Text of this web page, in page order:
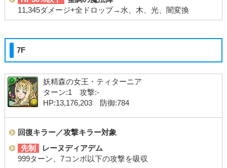
11,345ダメージ+全ドロップ→水、木、光、闇変換
7F
妖精森の女王・ティターニア
ターン:1 攻撃:-
HP:13,176,203 防御:784
回復キラー／攻撃キラー対象
先制
レーヌディアデム
999ターン、7コンボ以下の攻撃を吸収